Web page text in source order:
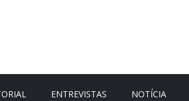
ENTREVISTAS NOTÍCIA